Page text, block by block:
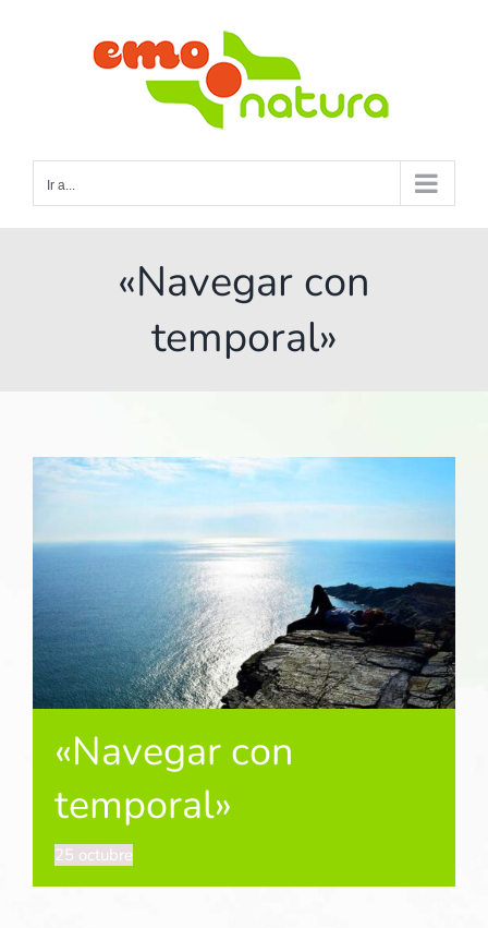
Ir a...
«Navegar con
temporal»
«Navegar con
temporal»
25 octubre